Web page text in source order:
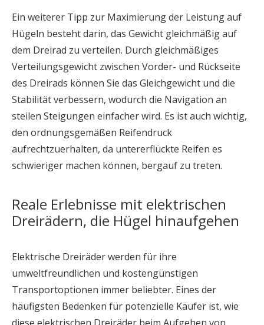
Ein weiterer Tipp zur Maximierung der Leistung auf
Hügeln besteht darin, das Gewicht gleichmäßig auf
dem Dreirad zu verteilen. Durch gleichmäßiges
Verteilungsgewicht zwischen Vorder- und Rückseite
des Dreirads können Sie das Gleichgewicht und die
Stabilität verbessern, wodurch die Navigation an
steilen Steigungen einfacher wird. Es ist auch wichtig,
den ordnungsgemäßen Reifendruck
aufrechtzuerhalten, da untererflückte Reifen es
schwieriger machen können, bergauf zu treten.
Reale Erlebnisse mit elektrischen
Dreirädern, die Hügel hinaufgehen
Elektrische Dreiräder werden für ihre
umweltfreundlichen und kostengünstigen
Transportoptionen immer beliebter. Eines der
häufigsten Bedenken für potenzielle Käufer ist, wie